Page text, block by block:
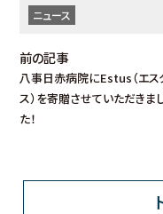
ニュース
前の記事
八事日赤病院にEstus（エス
ス）を寄贈させていただきま
た！